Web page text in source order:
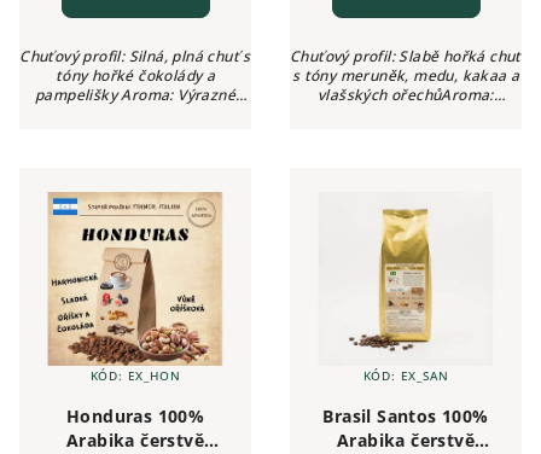
Chuťový profil: Silná, plná chuť s
tóny hořké čokolády a
pampelišky Aroma: Výrazné
Chuťový profil: Slabě hořká chuť
s tóny meruněk, medu, kakaa a
vlašských ořechůAroma:
Honduras 100%
Arabika čerstvě
KÓD: EX_HON
Brasil Santos 100%
Arabika čerstvě
KÓD: EX_SAN